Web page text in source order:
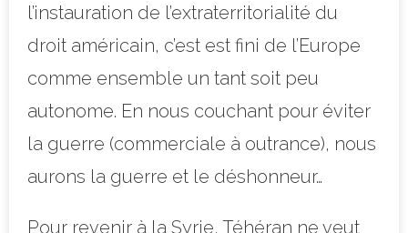
l’instauration de l’extraterritorialité du
droit américain, c’est est fini de l’Europe
comme ensemble un tant soit peu
autonome. En nous couchant pour éviter
la guerre (commerciale à outrance), nous
aurons la guerre et le déshonneur…
Pour revenir à la Syrie, Téhéran ne veut